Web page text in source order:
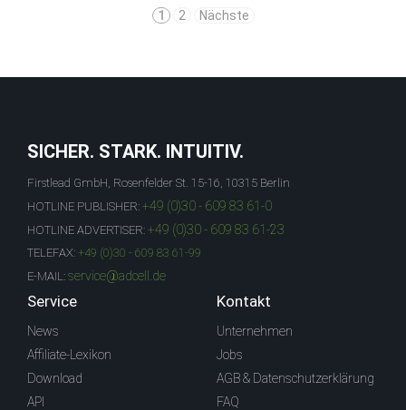
1 2 Nächste
SICHER. STARK. INTUITIV.
Firstlead GmbH, Rosenfelder St. 15-16, 10315 Berlin
HOTLINE PUBLISHER: +49 (0)30 - 609 83 61-0
HOTLINE ADVERTISER: +49 (0)30 - 609 83 61-23
TELEFAX: +49 (0)30 - 609 83 61-99
E-MAIL: service@adcell.de
Service
News
Affiliate-Lexikon
Download
API
Kontakt
Unternehmen
Jobs
AGB & Datenschutzerklärung
FAQ